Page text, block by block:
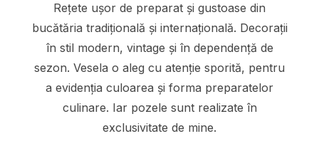
Rețete ușor de preparat și gustoase din
bucătăria tradițională și internațională. Decorații
în stil modern, vintage și în dependență de
sezon. Vesela o aleg cu atenție sporită, pentru
a evidenția culoarea și forma preparatelor
culinare. Iar pozele sunt realizate în
exclusivitate de mine.